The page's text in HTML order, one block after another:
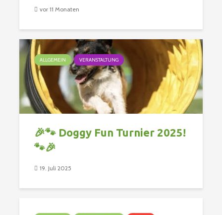
vor 11 Monaten
ALLGEMEIN VERANSTALTUNG
🎉🐾 Doggy Fun Turnier 2025!
🐾🎉
19. Juli 2025